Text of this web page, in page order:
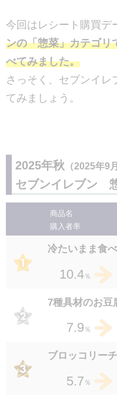
今回はレシート購買デ
ンの「惣菜」カテゴリ
べてみました。
さっそく、セブンイレ
てみましょう。
2025年秋 （2025年9
セブンイレブン
商品名
購入者率
冷たいまま食
10.4％
7種具材のお豆
7.9 ％
ブロッコリー
5.7 ％